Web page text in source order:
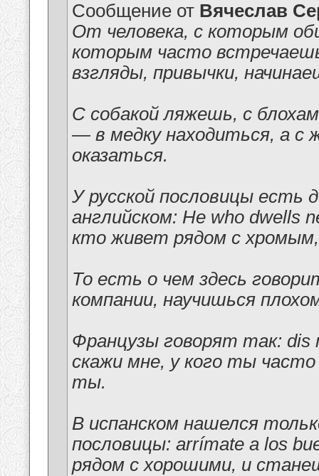
Сообщение от Вячеслав
От человека, с которым
которым часто
взгляды, привычки,
С собакой ляжешь, с
— в медку находиться, а с
оказаться.
У русской пословицы есть
английском: He who dwells
кто живет рядом с
То есть о чем здесь
компании, научишься
Французы говорят так: dis
скажи мне, у кого ты
ты.
В испанском нашелся
пословицы: arrímate a los
рядом с хорошими, и